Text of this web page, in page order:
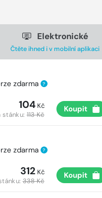
Elektronické
Čtěte ihned i v mobilní aplikaci
zdarma ?
104Kč
stánku:113 Kč
Koupit
zdarma ?
312 Kč
338 Kč
Koupit